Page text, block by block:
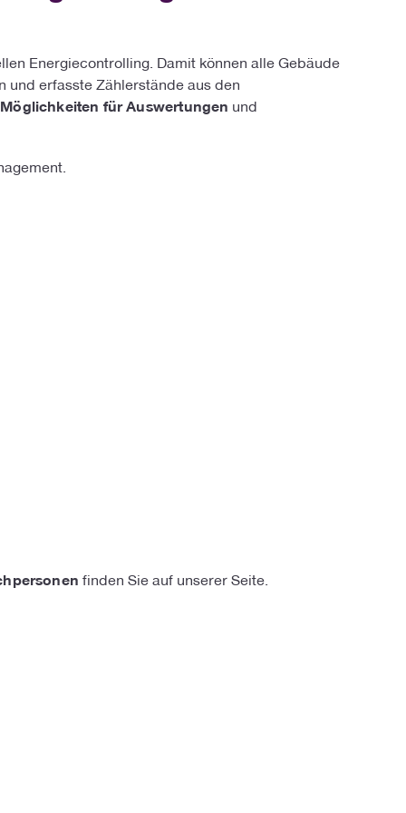
Energiecontrolling. Damit können alle Gebäude
und erfasste Zählerstände aus den
Möglichkeiten für Auswertungen und
finden Sie auf unserer Seite.